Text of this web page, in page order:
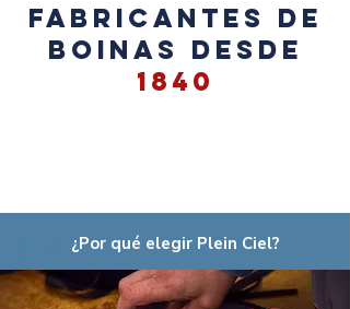
FABRICANTES DE
BOINAS DESDE
1840
¿Por qué elegir Plein Ciel?